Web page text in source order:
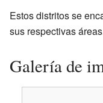
Estos distritos se
sus respectivas
Galería de